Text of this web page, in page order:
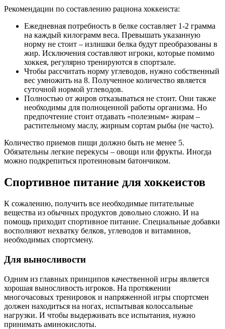
Рекомендации по составлению рациона хоккеиста:
Ежедневная потребность в белке составляет 1-2 грамма
на каждый килограмм веса. Превышать указанную
норму не стоит – излишки белка будут преобразованы в
жир. Исключения составляют игроки, которые помимо
хоккея, регулярно тренируются в спортзале.
Чтобы рассчитать норму углеводов, нужно собственный
вес умножить на 8. Полученное количество является
суточной нормой углеводов.
Полностью от жиров отказываться не стоит. Они также
необходимы для полноценной работы организма. Но
предпочтение стоит отдавать «полезным» жирам –
растительному маслу, жирным сортам рыбы (не часто).
Количество приемов пищи должно быть не менее 5.
Обязательны легкие перекусы – овощи или фрукты. Иногда
можно подкрепиться протеиновым батончиком.
Спортивное питание для хоккеистов
К сожалению, получить все необходимые питательные
вещества из обычных продуктов довольно сложно. И на
помощь приходит спортивное питание. Специальные добавки
восполняют нехватку белков, углеводов и витаминов,
необходимых спортсмену.
Для выносливости
Одним из главных принципов качественной игры является
хорошая выносливость игроков. На протяжении
многочасовых тренировок и напряженной игры спортсмен
должен находиться на ногах, испытывая колоссальные
нагрузки. И чтобы выдерживать все испытания, нужно
принимать аминокислоты.